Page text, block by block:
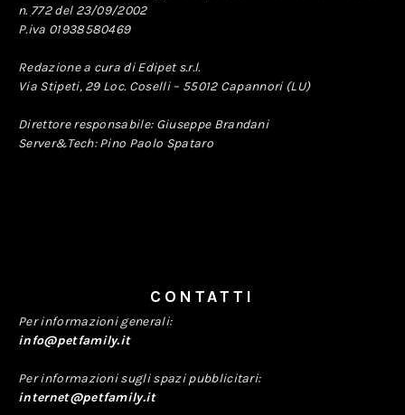
n. 772 del 23/09/2002
P.iva 01938580469
Redazione a cura di Edipet s.r.l.
Via Stipeti, 29 Loc. Coselli – 55012 Capannori (LU)
Direttore responsabile: Giuseppe Brandani
Server&Tech: Pino Paolo Spataro
CONTATTI
Per informazioni generali:
info@petfamily.it
Per informazioni sugli spazi pubblicitari:
internet@petfamily.it